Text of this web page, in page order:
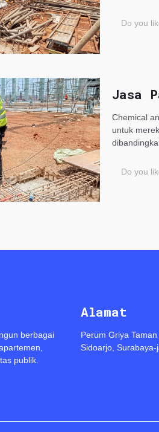
Do you
Jasa
Chemical
untuk
Do you
berbagai
publik.
Alamat
Perum Griya
Sidoarjo,